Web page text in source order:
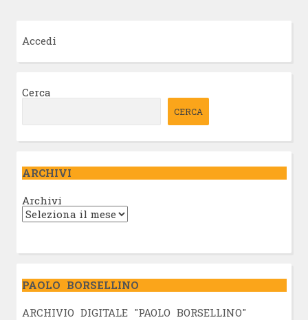
Accedi
Cerca
CERCA
ARCHIVI
Archivi
PAOLO BORSELLINO
ARCHIVIO DIGITALE "PAOLO BORSELLINO"